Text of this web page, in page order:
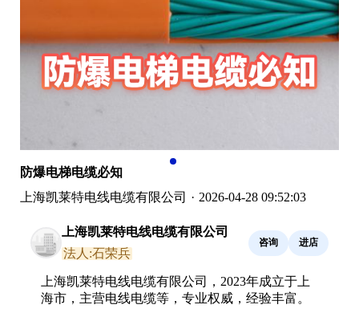
防爆电梯电缆必知
上海凯莱特电线电缆有限公司 · 2026-04-28 09:52:03
上海凯莱特电线电缆有限公司
法人:石荣兵
咨询 进店
上海凯莱特电线电缆有限公司，2023年成立于上
海市，主营电线电缆等，专业权威，经验丰富。